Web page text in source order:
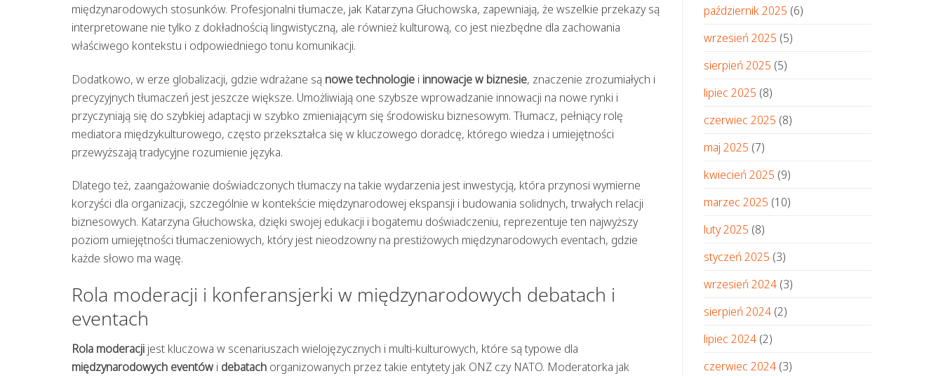
międzynarodowych stosunków. Profesjonalni tłumacze, jak Katarzyna Głuchowska, zapewniają, że wszelkie przekazy są
interpretowane nie tylko z dokładnością lingwistyczną, ale również kulturową, co jest niezbędne dla zachowania
właściwego kontekstu i odpowiedniego tonu komunikacji.
Dodatkowo, w erze globalizacji, gdzie wdrażane są nowe technologie i innowacje w biznesie, znaczenie zrozumiałych i
precyzyjnych tłumaczeń jest jeszcze większe. Umożliwiają one szybsze wprowadzanie innowacji na nowe rynki i
przyczyniają się do szybkiej adaptacji w szybko zmieniającym się środowisku biznesowym. Tłumacz, pełniący rolę
mediatora międzykulturowego, często przekształca się w kluczowego doradcę, którego wiedza i umiejętności
przewyższają tradycyjne rozumienie języka.
Dlatego też, zaangażowanie doświadczonych tłumaczy na takie wydarzenia jest inwestycją, która przynosi wymierne
korzyści dla organizacji, szczególnie w kontekście międzynarodowej ekspansji i budowania solidnych, trwałych relacji
biznesowych. Katarzyna Głuchowska, dzięki swojej edukacji i bogatemu doświadczeniu, reprezentuje ten najwyższy
poziom umiejętności tłumaczeniowych, który jest nieodzowny na prestiżowych międzynarodowych eventach, gdzie
każde słowo ma wagę.
Rola moderacji i konferansjerki w międzynarodowych debatach i
eventach
Rola moderacji jest kluczowa w scenariuszach wielojęzycznych i multi-kulturowych, które są typowe dla
międzynarodowych eventów i debatach organizowanych przez takie entytety jak ONZ czy NATO. Moderatorka jak
październik 2025 (6)
wrzesień 2025 (5)
sierpień 2025 (5)
lipiec 2025 (8)
czerwiec 2025 (8)
maj 2025 (7)
kwiecień 2025 (9)
marzec 2025 (10)
luty 2025 (8)
styczeń 2025 (3)
wrzesień 2024 (3)
sierpień 2024 (2)
lipiec 2024 (2)
czerwiec 2024 (3)